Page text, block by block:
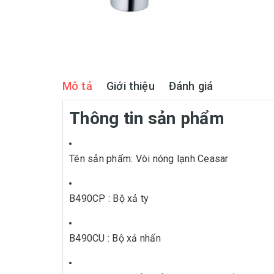
Mô tả Giới thiệu Đánh giá
Thông tin sản phẩm
Tên sản phẩm: Vòi nóng lạnh Ceasar
B490CP : Bộ xả ty
B490CU : Bộ xả nhấn